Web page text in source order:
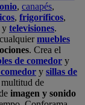
, canapés,
, frigoríficos,
y televisiones.
muebles
. Crea el
de comedor y
y sillas de
multitud de
imagen y sonido